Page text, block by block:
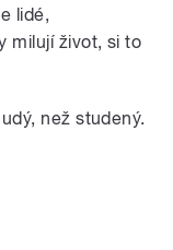
lidé,
milují život, si to
než studený.